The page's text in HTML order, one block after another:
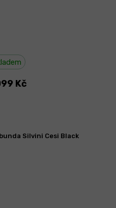
Kč
Silvini Cesi Black